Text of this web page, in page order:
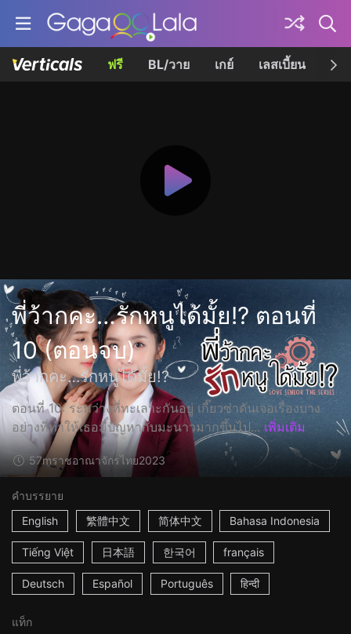
ฟรี BL/วาย เกย์ เลสเบี้ยน เค
พี่ว้ากคะ…รักหนูได้มั้ย!? ตอนที่
10 (ตอนจบ)
พี่ว้ากคะ…รักหนูได้มั้ย!?
ตอนที่ 10: ระหว่างที่ทะเลาะกันอยู่ เกี๊ยวซ่าดันเจอเรื่องบาง
อย่างที่ทำให้เธอมีปัญหากับมะนาวมากขึ้นไป... เพิ่มเติม
57mราชอาณาจักรไทย2023
คำบรรยาย
English
繁體中文 简体中文 Bahasa Indonesia
Tiếng Việt 日本語 한국어 français
Deutsch Español Português हिन्दी
แท็ก